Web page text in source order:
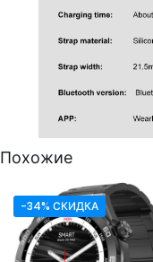
Похожие
-34% СКИДКА